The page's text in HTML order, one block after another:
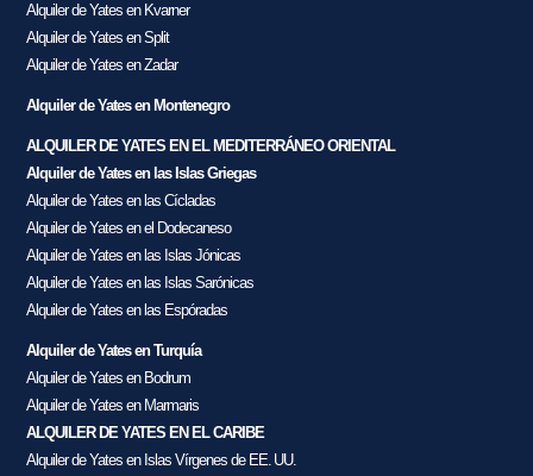
Alquiler de Yates en Kvarner
Alquiler de Yates en Split
Alquiler de Yates en Zadar
Alquiler de Yates en Montenegro
ALQUILER DE YATES EN EL MEDITERRÁNEO ORIENTAL
Alquiler de Yates en las Islas Griegas
Alquiler de Yates en las Cícladas
Alquiler de Yates en el Dodecaneso
Alquiler de Yates en las Islas Jónicas
Alquiler de Yates en las Islas Sarónicas
Alquiler de Yates en las Espóradas
Alquiler de Yates en Turquía
Alquiler de Yates en Bodrum
Alquiler de Yates en Marmaris
ALQUILER DE YATES EN EL CARIBE
Alquiler de Yates en Islas Vírgenes de EE. UU.